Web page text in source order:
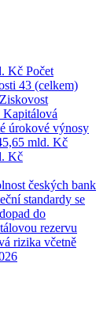
Kč Počet
43 (celkem)
Ziskovost
Kapitálová
úrokové výnosy
mld. Kč
Kč
českých bank
standardy se
do
rezervu
rizika včetně